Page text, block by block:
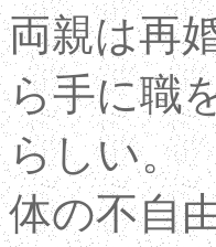
両親は再
ら手に職
らしい。
体の不自